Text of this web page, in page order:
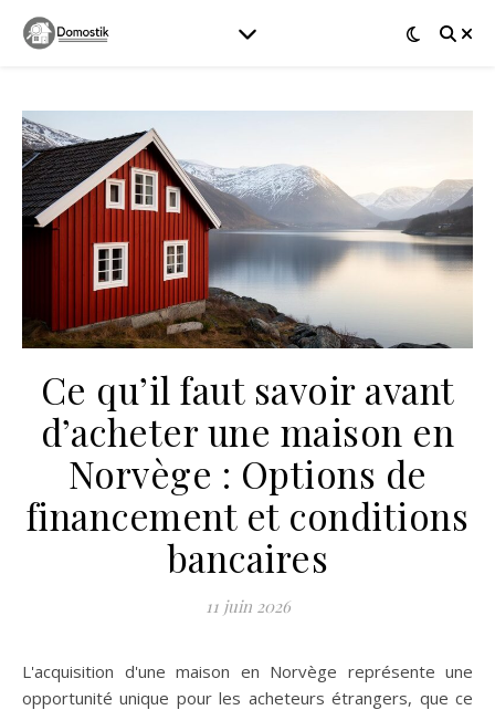
Ce qu’il faut savoir avant
d’acheter une maison en
Norvège : Options de
financement et conditions
bancaires
11 juin 2026
L'acquisition d'une maison en Norvège représente une
opportunité unique pour les acheteurs étrangers, que ce